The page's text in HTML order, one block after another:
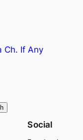
Ch. If Any
Social